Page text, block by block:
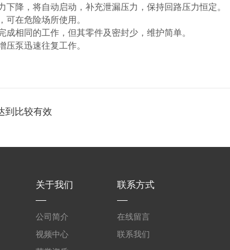
降，将自动启动，补充泄漏压力，保持回路压力恒定。
在危险场所使用。
相同的工作，但其零件及密封少，维护简单。
泵迅速往复工作。
到比较有效
关于我们
公司简介
视频中心
联系方式
在线留言
联系我们